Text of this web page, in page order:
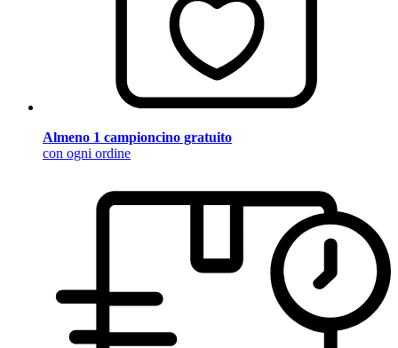
Almeno 1 campioncino gratuito
con ogni ordine